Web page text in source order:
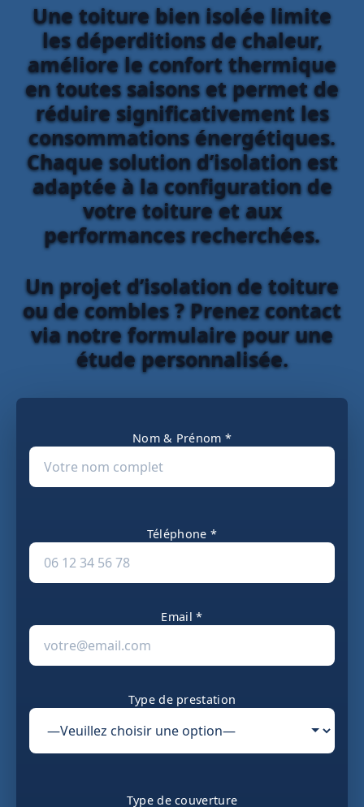
Une toiture bien isolée limite
les déperditions de chaleur,
améliore le confort thermique
en toutes saisons et permet de
réduire significativement les
consommations énergétiques.
Chaque solution d’isolation est
adaptée à la configuration de
votre toiture et aux
performances recherchées.
Un projet d’isolation de toiture
ou de combles ? Prenez contact
via notre formulaire pour une
étude personnalisée.
Nom & Prénom *
Téléphone *
Email *
Type de prestation
Type de couverture